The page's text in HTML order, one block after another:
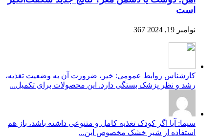
است
نوامبر 19, 2024 367
کارشناس روابط عمومی: خیر، ضرورت آن به وضعیت تغذیه،
رشد و نظر پزشک بستگی دارد. این محصولات برای تکمیل...
سیما: آیا اگر کودک تغذیه کامل و متنوعی داشته باشد، باز هم
استفاده از شیر خشک مخصوص این...